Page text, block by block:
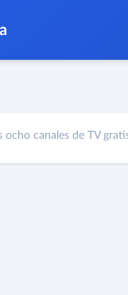
ocho canales de TV